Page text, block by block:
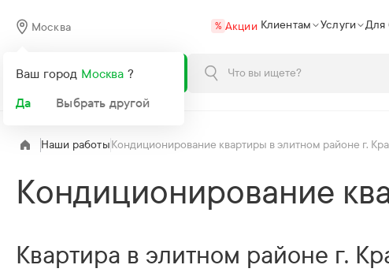
Москва
Ваш город Москва ?
Да
Выбрать другой
% Акции Клиентам Услуги Для
Каталог
Наши работыКондиционирование квартиры в элитном районе г.
Кондиционирование
Квартира в элитном районе г. |3